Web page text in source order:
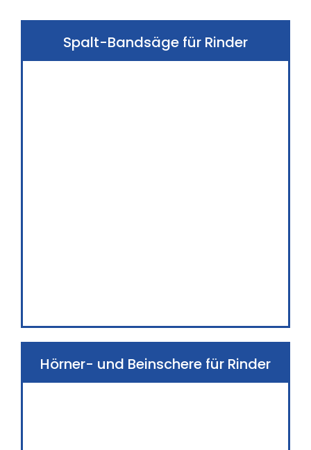
Spalt-Bandsäge für Rinder
Hörner- und Beinschere für Rinder